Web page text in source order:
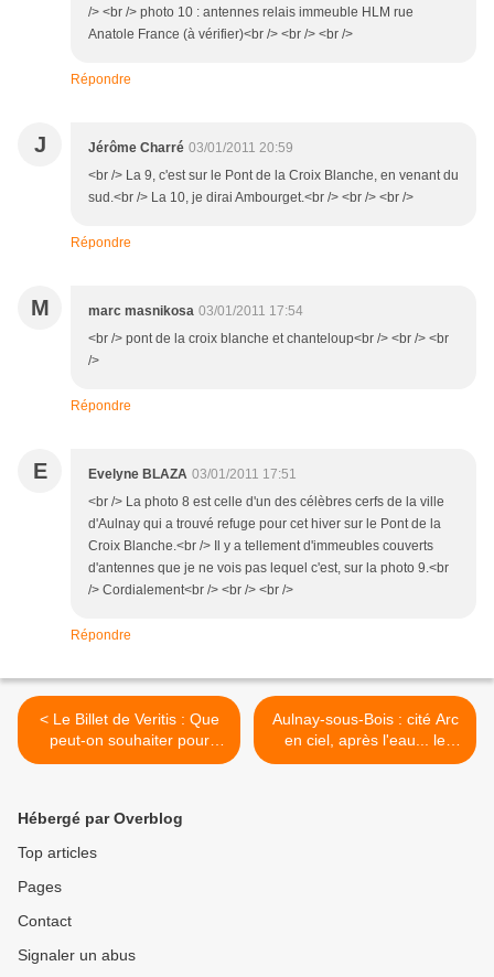
/> <br /> photo 10 : antennes relais immeuble HLM rue
Anatole France (à vérifier)<br /> <br /> <br />
Répondre
J Jérôme Charré 03/01/2011 20:59
<br /> La 9, c'est sur le Pont de la Croix Blanche, en venant du
sud.<br /> La 10, je dirai Ambourget.<br /> <br /> <br />
Répondre
M marc masnikosa 03/01/2011 17:54
<br /> pont de la croix blanche et chanteloup<br /> <br /> <br
/>
Répondre
E Evelyne BLAZA 03/01/2011 17:51
<br /> La photo 8 est celle d'un des célèbres cerfs de la ville
d'Aulnay qui a trouvé refuge pour cet hiver sur le Pont de la
Croix Blanche.<br /> Il y a tellement d'immeubles couverts
d'antennes que je ne vois pas lequel c'est, sur la photo 9.<br
/> Cordialement<br /> <br /> <br />
Répondre
< Le Billet de Veritis : Que
peut-on souhaiter pour
2011 ?
Aulnay-sous-Bois : cité Arc
en ciel, après l'eau... le
feu... >
Hébergé par Overblog
Top articles
Pages
Contact
Signaler un abus